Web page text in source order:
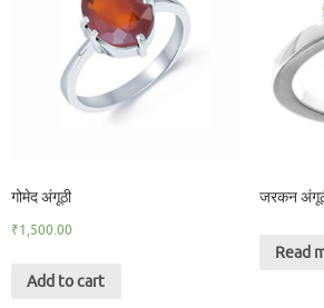
गोमेद अंगूठी
₹1,500.00
Add to cart
जरकन
Read